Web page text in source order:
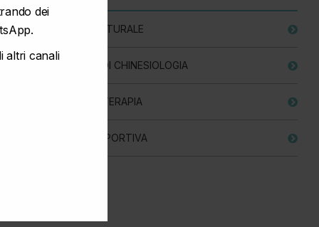
GINNASTICA POSTURALE
TRATTAMENTO DI CHINESIOLOGIA
SEDUTA DI FISIOTERAPIA
VISITA MEDICO SPORTIVA
dei
altri canali